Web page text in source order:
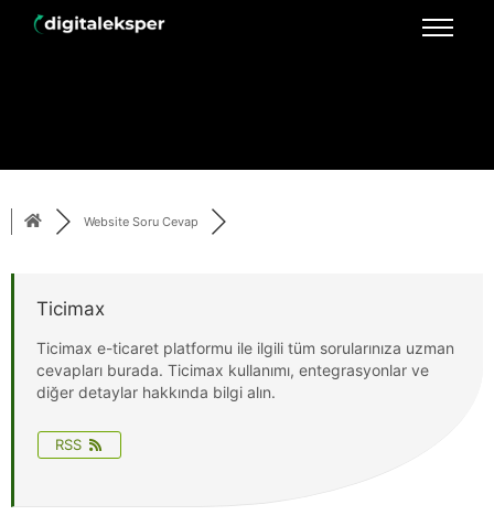
Website Soru Cevap
Ticimax
Ticimax e-ticaret platformu ile ilgili tüm sorularınıza uzman
cevapları burada. Ticimax kullanımı, entegrasyonlar ve
diğer detaylar hakkında bilgi alın.
RSS